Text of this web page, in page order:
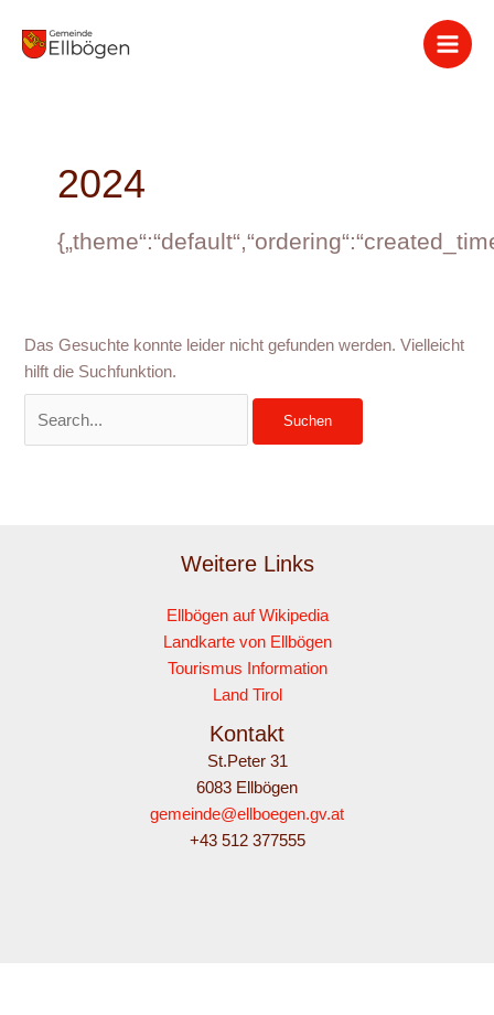
Inhalt
2024
Das Gesuchte konnte leider nicht gefunden werden. Vielleicht
hilft die Suchfunktion.
nach:
Weitere Links
Ellbögen auf Wikipedia
Landkarte von Ellbögen
Tourismus Information
Land Tirol
Kontakt
St.Peter 31
6083 Ellbögen
gemeinde@ellboegen.gv.at
+43 512 377555